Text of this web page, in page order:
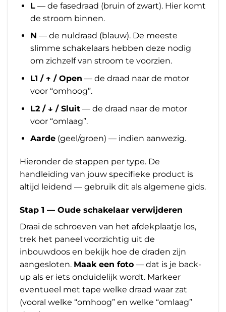
L— de fasedraad (bruin of zwart). Hier komt
de stroom binnen.
N — de nuldraad (blauw). De meeste
slimme schakelaars hebben deze nodig
om zichzelf van stroom te voorzien.
L1 / ↑ / Open — de draad naar de motor
voor “omhoog”.
L2 / ↓ / Sluit— de draad naar de motor
voor “omlaag”.
Aarde(geel/groen) — indien aanwezig.
Hieronder de stappen per type. De
handleiding van jouw specifieke product is
altijd leidend — gebruik dit als algemene gids.
Stap 1 — Oude schakelaar verwijderen
Draai de schroeven van het afdekplaatje los,
trek het paneel voorzichtig uit de
inbouwdoos en bekijk hoe de draden zijn
aangesloten. Maak een foto — dat is je back-
up als er iets onduidelijk wordt. Markeer
eventueel met tape welke draad waar zat
(vooral welke “omhoog” en welke “omlaag”